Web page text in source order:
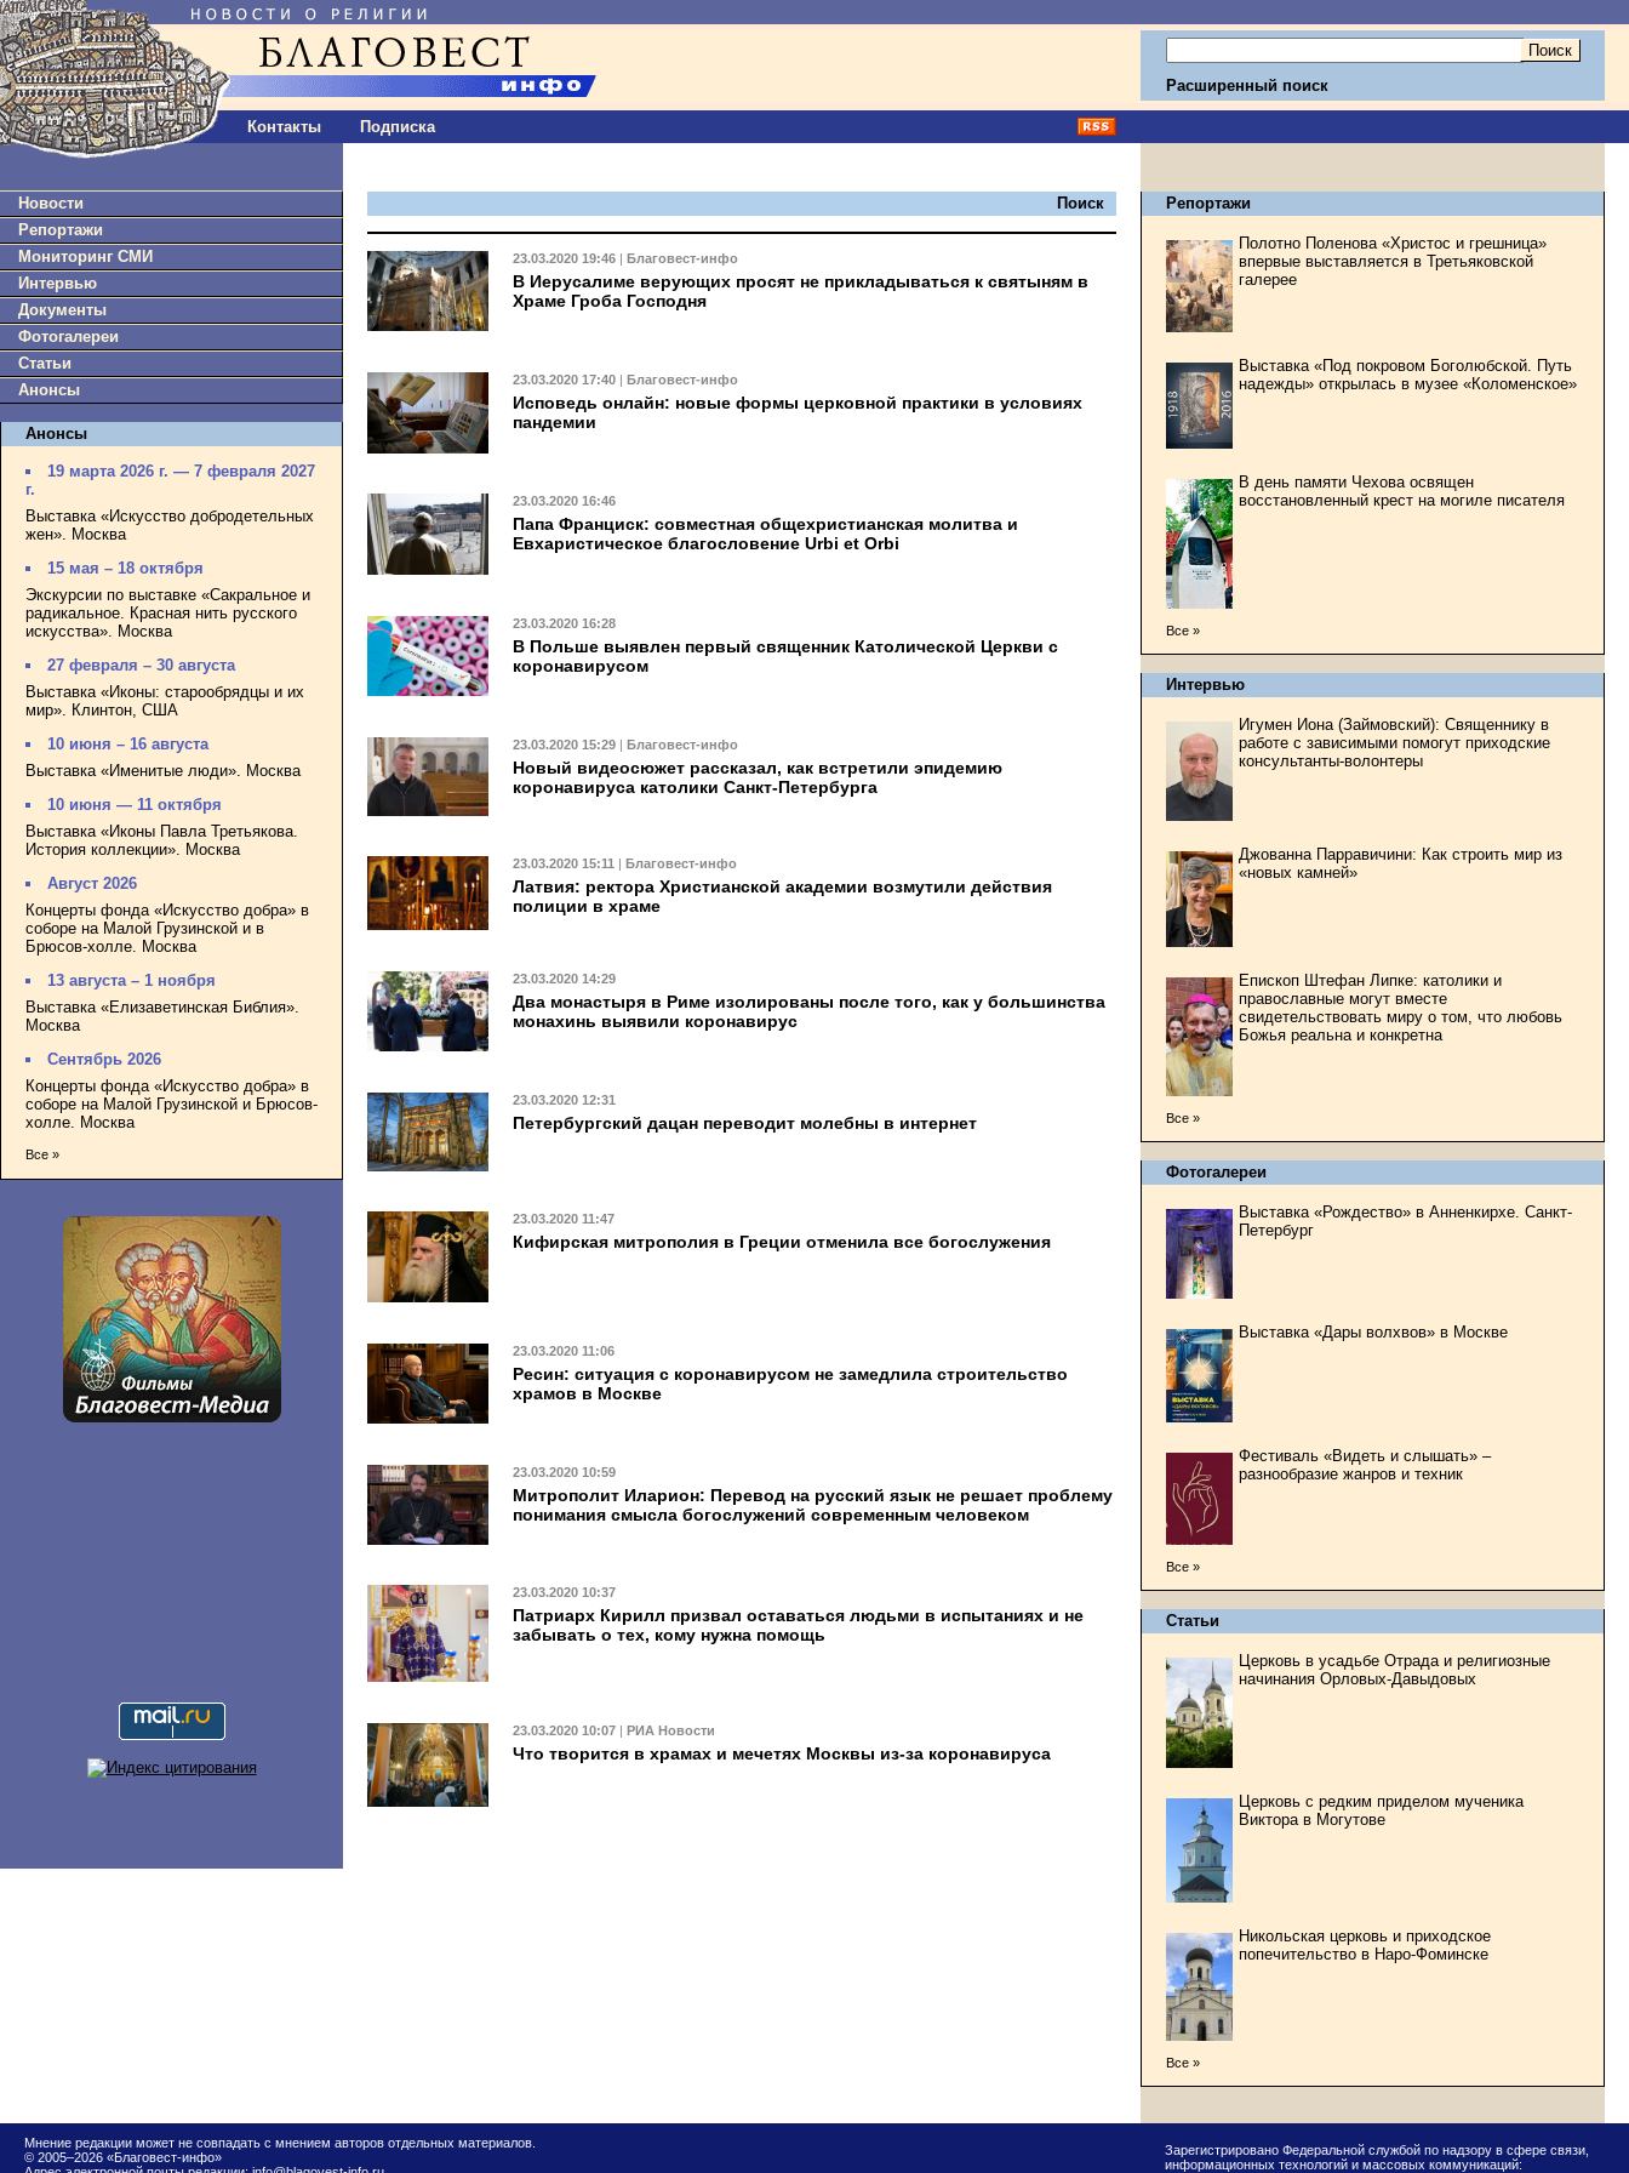
Контакты Подписка
Расширенный поиск
Новости
Репортажи
Мониторинг СМИ
Интервью
Документы
Фотогалереи
Статьи
Анонсы
Анонсы
19 марта 2026 г. — 7 февраля 2027
г.
Выставка «Искусство добродетельных
жен». Москва
15 мая – 18 октября
Экскурсии по выставке «Сакральное и
радикальное. Красная нить русского
искусства». Москва
27 февраля – 30 августа
Выставка «Иконы: старообрядцы и их
мир». Клинтон, США
10 июня – 16 августа
Выставка «Именитые люди». Москва
10 июня — 11 октября
Выставка «Иконы Павла Третьякова.
История коллекции». Москва
Август 2026
Концерты фонда «Искусство добра» в
соборе на Малой Грузинской и в
Брюсов-холле. Москва
13 августа – 1 ноября
Выставка «Елизаветинская Библия».
Москва
Сентябрь 2026
Концерты фонда «Искусство добра» в
соборе на Малой Грузинской и Брюсов-
холле. Москва
Все »
Поиск
23.03.2020 19:46 | Благовест-инфо
В Иерусалиме верующих просят не прикладываться к святыням в
Храме Гроба Господня
23.03.2020 17:40 | Благовест-инфо
Исповедь онлайн: новые формы церковной практики в условиях
пандемии
23.03.2020 16:46
Папа Франциск: совместная общехристианская молитва и
Евхаристическое благословение Urbi et Orbi
23.03.2020 16:28
В Польше выявлен первый священник Католической Церкви с
коронавирусом
23.03.2020 15:29 | Благовест-инфо
Новый видеосюжет рассказал, как встретили эпидемию
коронавируса католики Санкт-Петербурга
23.03.2020 15:11 Благовест-инфо
Латвия: ректора Христианской академии возмутили действия
полиции в храме
23.03.2020 14:29
Два монастыря в Риме изолированы после того, как у большинства
монахинь выявили коронавирус
23.03.2020 12:31
Петербургский дацан переводит молебны в интернет
23.03.2020 11:47
Кифирская митрополия в Греции отменила все богослужения
23.03.2020 11:06
Ресин: ситуация с коронавирусом не замедлила строительство
храмов в Москве
23.03.2020 10:59
Митрополит Иларион: Перевод на русский язык не решает проблему
понимания смысла богослужений современным человеком
23.03.2020 10:37
Патриарх Кирилл призвал оставаться людьми в испытаниях и не
забывать о тех, кому нужна помощь
23.03.2020 10:07 | РИА Новости
Что творится в храмах и мечетях Москвы из-за коронавируса
Репортажи
Полотно Поленова «Христос и грешница»
впервые выставляется в Третьяковской
галерее
Выставка «Под покровом Боголюбской. Путь
надежды» открылась в музее «Коломенское»
В день памяти Чехова освящен
восстановленный крест на могиле писателя
Все »
Интервью
Игумен Иона (Займовский): Священнику в
работе с зависимыми помогут приходские
консультанты-волонтеры
Джованна Парравичини: Как строить мир из
«новых камней»
Епископ Штефан Липке: католики и
православные могут вместе
свидетельствовать миру о том, что любовь
Божья реальна и конкретна
Все »
Фотогалереи
Выставка «Рождество» в Анненкирхе. Санкт-
Петербург
Выставка «Дары волхвов» в Москве
Фестиваль «Видеть и слышать» –
разнообразие жанров и техник
Все »
Статьи
Церковь в усадьбе Отрада и религиозные
начинания Орловых-Давыдовых
Церковь с редким приделом мученика
Виктора в Могутове
Никольская церковь и приходское
попечительство в Наро-Фоминске
Все »
Мнение редакции может не совпадать с мнением авторов отдельных материалов.
© 2005–2026 «Благовест-инфо»
Зарегистрировано Федеральной службой по надзору в сфере связи,
информационных технологий и массовых коммуникаций: